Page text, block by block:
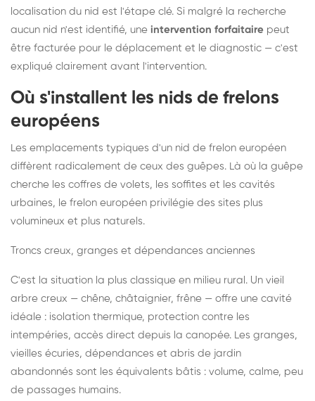
localisation du nid est l'étape clé. Si malgré la recherche
aucun nid n'est identifié, une intervention forfaitaire peut
être facturée pour le déplacement et le diagnostic — c'est
expliqué clairement avant l'intervention.
Où s'installent les nids de frelons
européens
Les emplacements typiques d'un nid de frelon européen
diffèrent radicalement de ceux des guêpes. Là où la guêpe
cherche les coffres de volets, les soffites et les cavités
urbaines, le frelon européen privilégie des sites plus
volumineux et plus naturels.
Troncs creux, granges et dépendances anciennes
C'est la situation la plus classique en milieu rural. Un vieil
arbre creux — chêne, châtaignier, frêne — offre une cavité
idéale : isolation thermique, protection contre les
intempéries, accès direct depuis la canopée. Les granges,
vieilles écuries, dépendances et abris de jardin
abandonnés sont les équivalents bâtis : volume, calme, peu
de passages humains.